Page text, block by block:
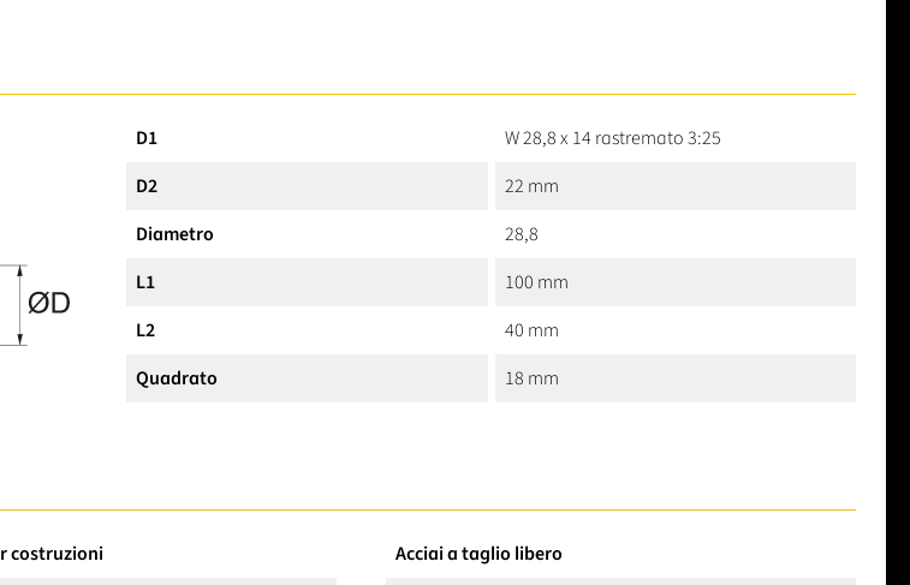
D1
W 28,8 x 14 rastremato 3:25
D2
22 mm
Diametro
28,8
L1
100 mm
L2
40 mm
Quadrato
18 mm
costruzioni Acciai a taglio libero